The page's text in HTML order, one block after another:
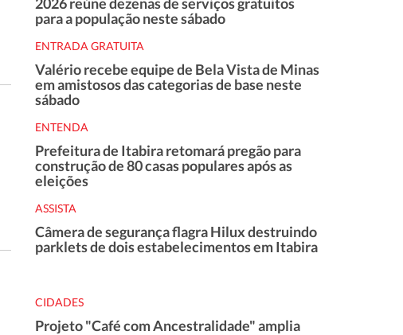
para a população neste sábado
ENTRADA GRATUITA
Valério recebe equipe de Bela Vista de Minas
em amistosos das categorias de base neste
sábado
ENTENDA
Prefeitura de Itabira retomará pregão para
construção de 80 casas populares após as
eleições
ASSISTA
Câmera de segurança flagra Hilux destruindo
parklets de dois estabelecimentos em Itabira
CIDADES
Projeto "Café com Ancestralidade" amplia